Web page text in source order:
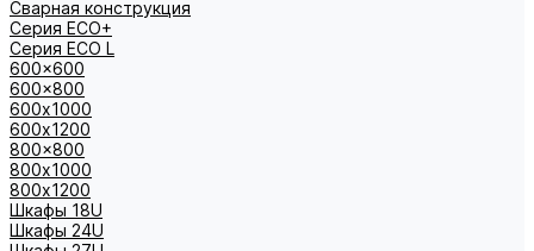
Сварная конструкция
Серия ECO+
Серия ECO L
600x600
600x800
600х1000
600х1200
800x800
800х1000
800х1200
Шкафы 18U
Шкафы 24U